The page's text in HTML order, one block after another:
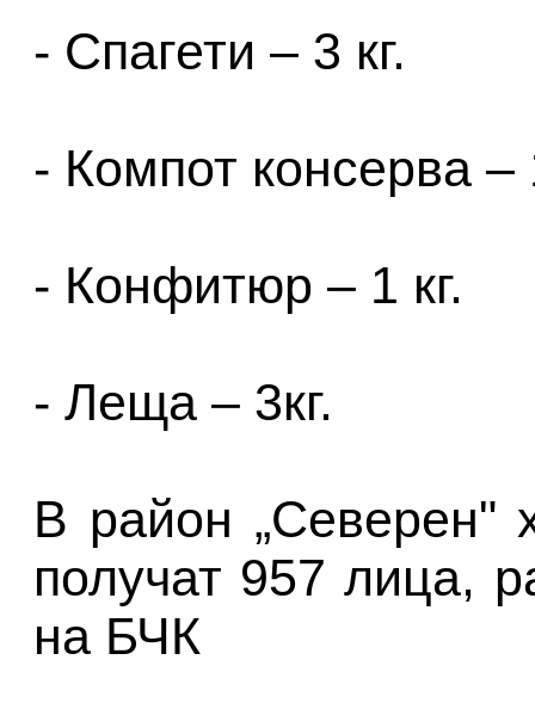
- Спагети – 3 кг.
- Компот консерва –
- Конфитюр – 1 кг.
- Леща – 3кг.
В район „Северен"
получат 957 лица,
на БЧК